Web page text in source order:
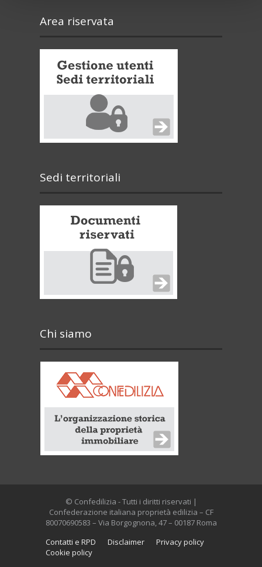
Area riservata
Sedi territoriali
Chi siamo
© Confedilizia - Tutti i diritti riservati |
Confederazione italiana proprietà edilizia – CF
80070690583 – Via Borgognona, 47 – 00187 Roma
Contatti e RPD
Disclaimer
Privacy policy
Cookie policy